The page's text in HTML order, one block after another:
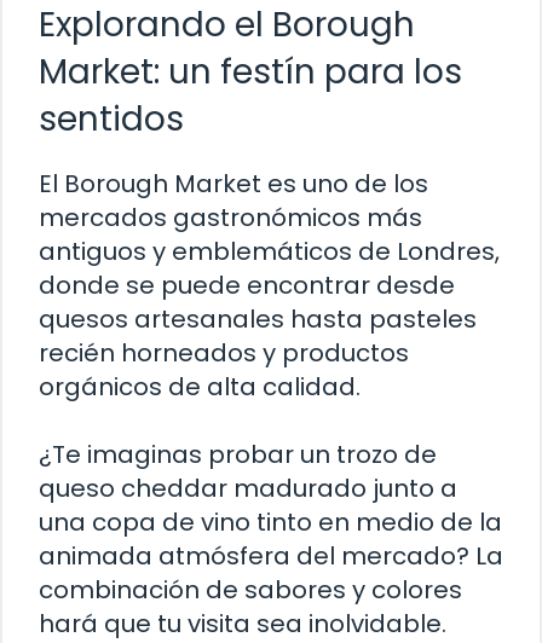
Explorando el Borough
Market: un festín para los
sentidos
El Borough Market es uno de los
mercados gastronómicos más
antiguos y emblemáticos de Londres,
donde se puede encontrar desde
quesos artesanales hasta pasteles
recién horneados y productos
orgánicos de alta calidad.
¿Te imaginas probar un trozo de
queso cheddar madurado junto a
una copa de vino tinto en medio de la
animada atmósfera del mercado? La
combinación de sabores y colores
hará que tu visita sea inolvidable.